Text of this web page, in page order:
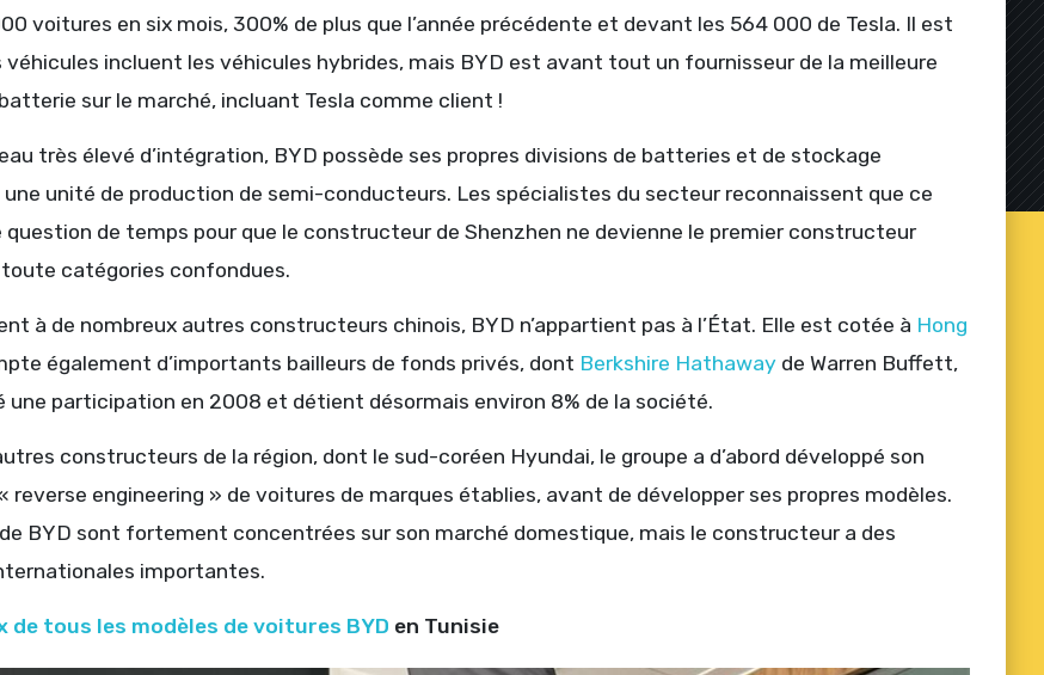
voitures en six mois, 300% de plus que l’année précédente et devant les 564 000 de Tesla. Il est
véhicules incluent les véhicules hybrides, mais BYD est avant tout un fournisseur de la meilleure
sur le marché, incluant Tesla comme client !
très élevé d’intégration, BYD possède ses propres divisions de batteries et de stockage
une unité de production de semi-conducteurs. Les spécialistes du secteur reconnaissent que ce
question de temps pour que le constructeur de Shenzhen ne devienne le premier constructeur
catégories confondues.
à de nombreux autres constructeurs chinois, BYD n’appartient pas à l’État. Elle est cotée à Hong
également d’importants bailleurs de fonds privés, dont Berkshire Hathawayde Warren Buffett,
une participation en 2008 et détient désormais environ 8% de la société.
constructeurs de la région, dont le sud-coréen Hyundai, le groupe a d’abord développé son
reverse engineering » de voitures de marques établies, avant de développer ses propres modèles.
BYD sont fortement concentrées sur son marché domestique, mais le constructeur a des
importantes.
de tous les modèles de voitures BYD en Tunisie